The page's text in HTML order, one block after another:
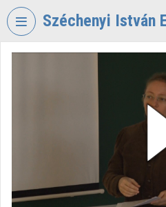
Fejléc kihagyása
Széchenyi István
Bejelentkezés